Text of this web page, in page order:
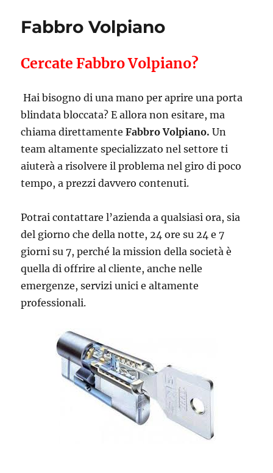
Fabbro Volpiano
Cercate Fabbro Volpiano?
Hai bisogno di una mano per aprire una porta
blindata bloccata? E allora non esitare, ma
chiama direttamenteFabbro Volpiano.Un
team altamente specializzato nel settore ti
aiuterà a risolvere il problema nel giro di poco
tempo, a prezzi davvero contenuti.
Potrai contattare l’azienda a qualsiasi ora, sia
del giorno che della notte, 24 ore su 24 e 7
giorni su 7, perché la mission della società è
quella di offrire al cliente, anche nelle
emergenze, servizi unici e altamente
professionali.